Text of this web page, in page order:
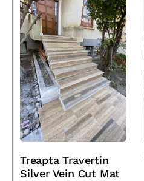
Treapta Travertin
Silver Vein Cut Mat